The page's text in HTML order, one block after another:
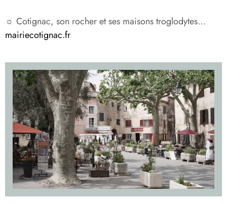
☼ Cotignac, son rocher et ses maisons troglodytes…
mairiecotignac.fr